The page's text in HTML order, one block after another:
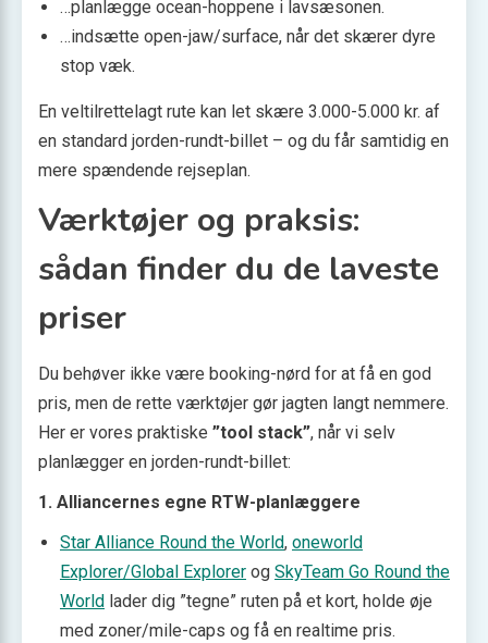
…planlægge ocean-hoppene i lavsæsonen.
…indsætte open-jaw/surface, når det skærer dyre
stop væk.
En veltilrettelagt rute kan let skære 3.000-5.000 kr. af
en standard jorden-rundt-billet – og du får samtidig en
mere spændende rejseplan.
Værktøjer og praksis:
sådan finder du de laveste
priser
Du behøver ikke være booking-nørd for at få en god
pris, men de rette værktøjer gør jagten langt nemmere.
Her er vores praktiske ”tool stack”, når vi selv
planlægger en jorden-rundt-billet:
1. Alliancernes egne RTW-planlæggere
Star Alliance Round the World, oneworld
Explorer/Global Explorer og SkyTeam Go Round the
World lader dig ”tegne” ruten på et kort, holde øje
med zoner/mile-caps og få en realtime pris.